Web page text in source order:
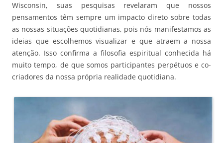
Wisconsin, suas pesquisas revelaram que nossos
pensamentos têm sempre um impacto direto sobre todas
as nossas situações quotidianas, pois nós manifestamos as
ideias que escolhemos visualizar e que atraem a nossa
atenção. Isso confirma a filosofia espiritual conhecida há
muito tempo, de que somos participantes perpétuos e co-
criadores da nossa própria realidade quotidiana.